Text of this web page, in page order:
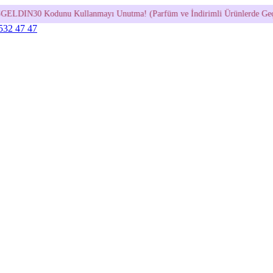
Unutma! (Parfüm ve İndirimli Ürünlerde Geçerli Değildir.) •
47 47